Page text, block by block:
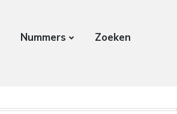
Nummers Zoeken